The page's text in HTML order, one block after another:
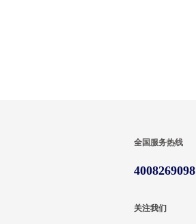
全国服务热线
4008269098
关注我们